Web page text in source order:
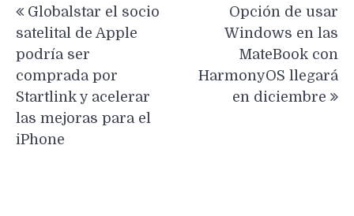
de
entradas
Globalstar el socio
satelital de Apple
podría ser
comprada por
Startlink y acelerar
las mejoras para el
iPhone
Opción de usar
Windows en las
MateBook con
HarmonyOS llegará
en diciembre